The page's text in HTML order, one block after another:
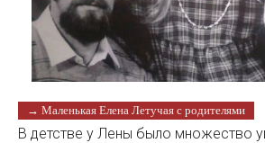
→ Маленькая Елена Летучая с родителями
В детстве у Лены было множество